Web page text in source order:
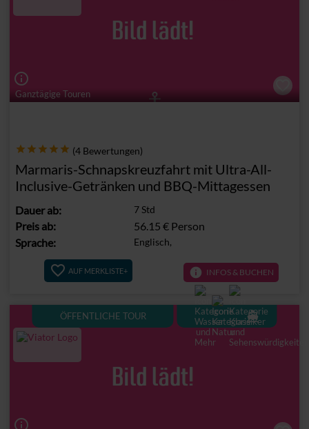
Ganztägige Touren
info_outline
(4 Bewertungen)
Marmaris-Schnapskreuzfahrt mit Ultra-All-
Inclusive-Getränken und BBQ-Mittagessen
Sprache:
Dauerab:
Preis ab:
Englisch,
7 Std
56.15 € Person
AUF MERKLISTE+ info INFOS & BUCHEN
info_outline
ÖFFENTLICHE TOUR directions_boat